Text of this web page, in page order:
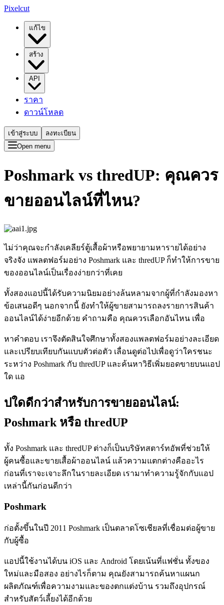
Pixelcut
แก้ไข
สร้าง
API
ราคา
ดาวน์โหลด
เข้าสู่ระบบ
ลงทะเบียน
Open menu
Poshmark vs thredUP: คุณควร
ขายออนไลน์ที่ไหน?
ไม่ว่าคุณจะกำลังเคลียร์ตู้เสื้อผ้าหรือพยายามหารายได้อย่าง
จริงจัง แพลตฟอร์มอย่าง Poshmark และ thredUP ก็ทำให้การขาย
ของออนไลน์เป็นเรื่องง่ายกว่าที่เคย
ทั้งสองแอปนี้ได้รับความนิยมอย่างล้นหลามจากผู้ที่กำลังมองหา
ข้อเสนอดีๆ นอกจากนี้ ยังทำให้ผู้ขายสามารถลงรายการสินค้า
ออนไลน์ได้ง่ายอีกด้วย คำถามคือ คุณควรเลือกอันไหน เพื่อ
หาคำตอบ เราจึงตัดสินใจศึกษาทั้งสองแพลตฟอร์มอย่างละเอียด
และเปรียบเทียบกันแบบตัวต่อตัว เลื่อนดูต่อไปเพื่อดูว่าใครชนะ
ระหว่าง Poshmark กับ thredUP และค้นหาวิธีเพิ่มยอดขายบนแอป
ใด แอ
ปใดดีกว่าสำหรับการขายออนไลน์:
Poshmark หรือ thredUP
ทั้ง Poshmark และ thredUP ต่างก็เป็นบริษัทสตาร์ทอัพที่ช่วยให้
ผู้คนซื้อและขายเสื้อผ้าออนไลน์ แล้วความแตกต่างคืออะไร
ก่อนที่เราจะเจาะลึกในรายละเอียด เรามาทำความรู้จักกับแอป
เหล่านี้กันก่อนดีกว่า
Poshmark
ก่อตั้งขึ้นในปี 2011 Poshmark เป็นตลาดโซเชียลที่เชื่อมต่อผู้ขาย
กับผู้ซื้อ
แอปนี้ใช้งานได้บน iOS และ Android โดยเน้นที่แฟชั่น ทั้งของ
ใหม่และมือสอง อย่างไรก็ตาม คุณยังสามารถค้นหาแผนก
ผลิตภัณฑ์เพื่อความงามและของตกแต่งบ้าน รวมถึงอุปกรณ์
สำหรับสัตว์เลี้ยงได้อีกด้วย